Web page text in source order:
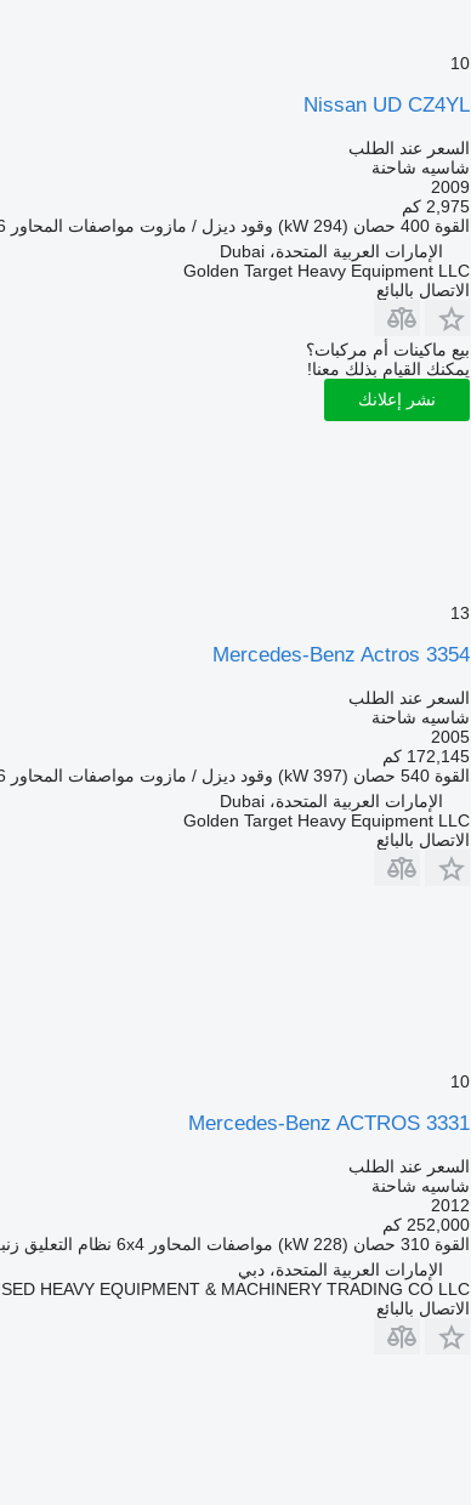
10
Nissan UD CZ4YL
السعر عند الطلب
شاسيه شاحنة
2009
2,975 كم
القوة 400 حصان (294 kW) وقود ديزل / مازوت مواصفات المحاور
الإمارات العربية المتحدة، Dubai
Golden Target Heavy Equipment LLC
الاتصال بالبائع
بيع ماكينات أم مركبات؟
يمكنك القيام بذلك معنا!
نشر إعلانك
13
Mercedes-Benz Actros 3354
السعر عند الطلب
شاسيه شاحنة
2005
172,145 كم
القوة 540 حصان (397 kW) وقود ديزل / مازوت مواصفات المحاور
الإمارات العربية المتحدة، Dubai
Golden Target Heavy Equipment LLC
الاتصال بالبائع
10
Mercedes-Benz ACTROS 3331
السعر عند الطلب
شاسيه شاحنة
2012
252,000 كم
القوة 310 حصان (228 kW) مواصفات المحاور 6x4 نظام التعليق
الإمارات العربية المتحدة، دبي
HEAVY EQUIPMENT & MACHINERY TRADING CO LLC
الاتصال بالبائع